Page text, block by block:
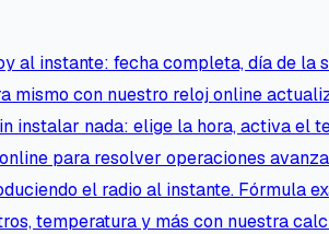
al instante: fecha completa, día de la
mismo con nuestro reloj online
instalar nada: elige la hora, activa el
para resolver operaciones
el radio al instante. Fórmula
temperatura y más con nuestra